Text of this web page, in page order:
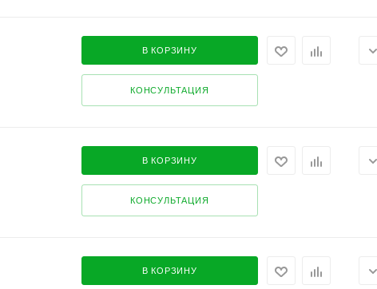
В КОРЗИНУ
КОНСУЛЬТАЦИЯ
В КОРЗИНУ
КОНСУЛЬТАЦИЯ
В КОРЗИНУ